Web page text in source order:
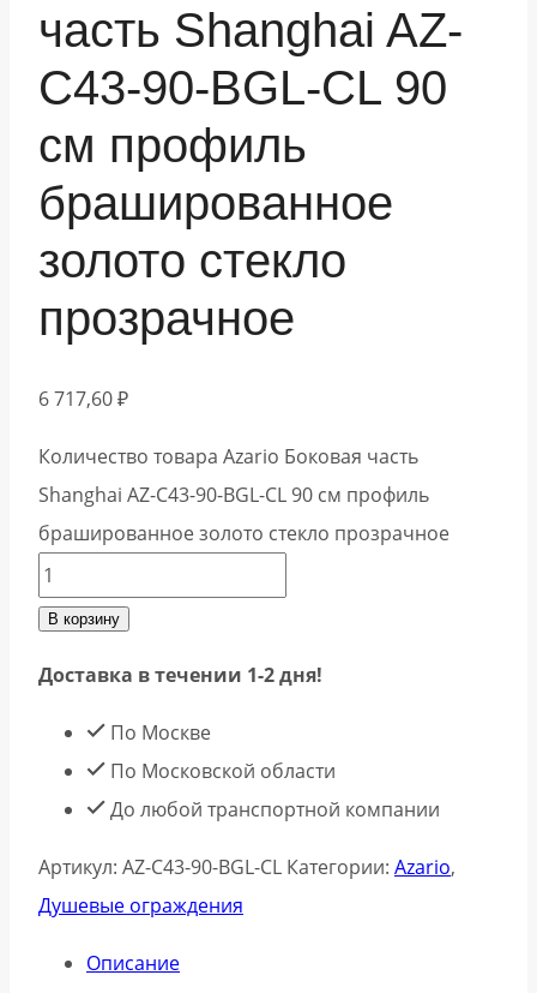
часть Shanghai AZ-
C43-90-BGL-CL 90
см профиль
брашированное
золото стекло
прозрачное
6 717,60₽
Количество товара Azario Боковая часть
Shanghai AZ-C43-90-BGL-CL 90 см профиль
брашированное золото стекло прозрачное
В корзину
Доставка в течении 1-2 дня!
По Москве
По Московской области
До любой транспортной компании
Артикул: AZ-C43-90-BGL-CL Категории: Azario,
Душевые ограждения
Описание